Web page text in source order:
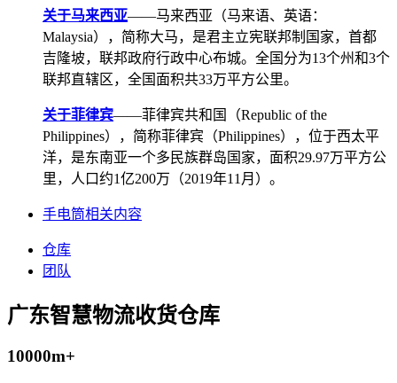
关于马来西亚——马来西亚（马来语、英语：
Malaysia），简称大马，是君主立宪联邦制国家，首都
吉隆坡，联邦政府行政中心布城。全国分为13个州和3个
联邦直辖区，全国面积共33万平方公里。
关于菲律宾——菲律宾共和国（Republic of the
Philippines），简称菲律宾（Philippines），位于西太平
洋，是东南亚一个多民族群岛国家，面积29.97万平方公
里，人口约1亿200万（2019年11月）。
手电筒相关内容
仓库
团队
广东智慧物流收货仓库
10000m+